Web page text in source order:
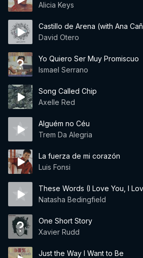
Alicia Keys
Castillo de Arena (with Ana
David Otero
Yo Quiero Ser Muy Promiscuo
Ismael Serrano
Song Called Chip
Axelle Red
Alguém no Céu
Trem Da Alegria
La fuerza de mi corazón
Luis Fonsi
These Words (I Love You, I
Natasha Bedingfield
One Short Story
Xavier Rudd
Just the Way I Want to Be